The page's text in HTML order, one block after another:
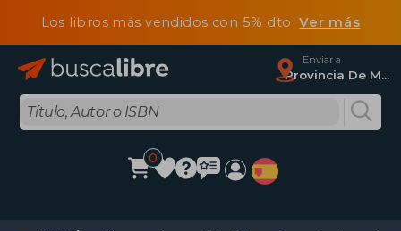
Los libros más vendidos con 5% dtoVer más
Enviar a
Provincia De Madrid
0